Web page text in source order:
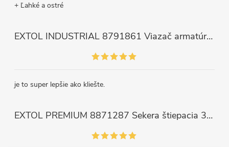
+ Ľahké a ostré
EXTOL INDUSTRIAL 8791861 Viazač armatúr aku Share20V, bez aku, drôt 0,8mm, oko 8-34mm, bezuhlíkový motor
je to super lepšie ako kliešte.
EXTOL PREMIUM 8871287 Sekera štiepacia 3500g, nylónová násada 910mm